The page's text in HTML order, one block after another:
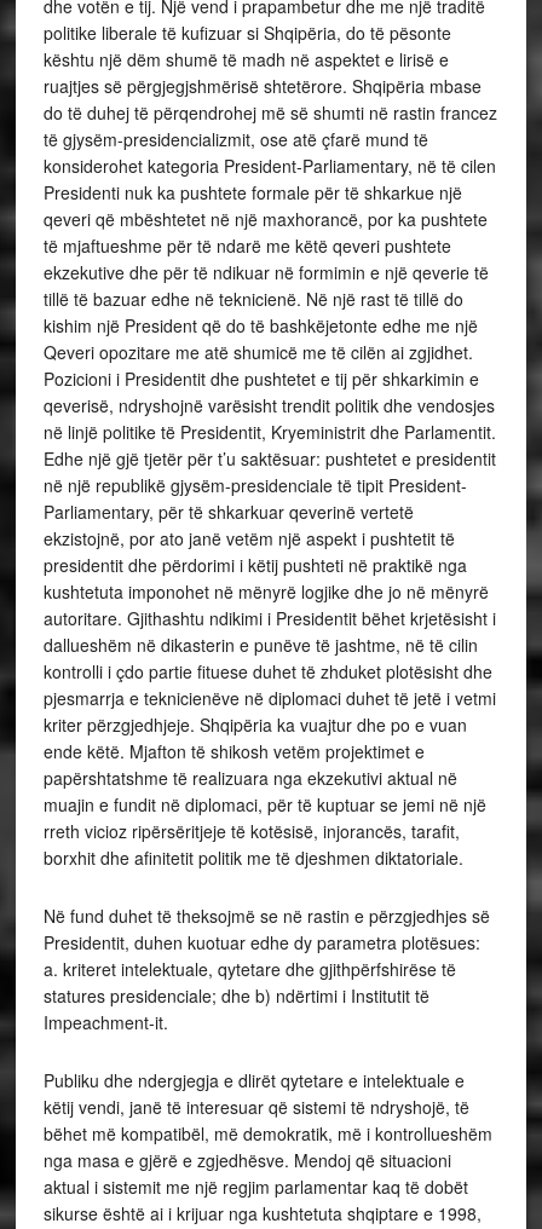
dhe votën e tij. Një vend i prapambetur dhe me një traditë
politike liberale të kufizuar si Shqipëria, do të pësonte
kështu një dëm shumë të madh në aspektet e lirisë e
ruajtjes së përgjegjshmërisë shtetërore. Shqipëria mbase
do të duhej të përqendrohej më së shumti në rastin francez
të gjysëm-presidencializmit, ose atë çfarë mund të
konsiderohet kategoria President-Parliamentary, në të cilen
Presidenti nuk ka pushtete formale për të shkarkue një
qeveri që mbështetet në një maxhorancë, por ka pushtete
të mjaftueshme për të ndarë me këtë qeveri pushtete
ekzekutive dhe për të ndikuar në formimin e një qeverie të
tillë të bazuar edhe në teknicienë. Në një rast të tillë do
kishim një President që do të bashkëjetonte edhe me një
Qeveri opozitare me atë shumicë me të cilën ai zgjidhet.
Pozicioni i Presidentit dhe pushtetet e tij për shkarkimin e
qeverisë, ndryshojnë varësisht trendit politik dhe vendosjes
në linjë politike të Presidentit, Kryeministrit dhe Parlamentit.
Edhe një gjë tjetër për t’u saktësuar: pushtetet e presidentit
në një republikë gjysëm-presidenciale të tipit President-
Parliamentary, për të shkarkuar qeverinë vertetë
ekzistojnë, por ato janë vetëm një aspekt i pushtetit të
presidentit dhe përdorimi i këtij pushteti në praktikë nga
kushtetuta imponohet në mënyrë logjike dhe jo në mënyrë
autoritare. Gjithashtu ndikimi i Presidentit bëhet krjetësisht i
dallueshëm në dikasterin e punëve të jashtme, në të cilin
kontrolli i çdo partie fituese duhet të zhduket plotësisht dhe
pjesmarrja e teknicienëve në diplomaci duhet të jetë i vetmi
kriter përzgjedhjeje. Shqipëria ka vuajtur dhe po e vuan
ende këtë. Mjafton të shikosh vetëm projektimet e
papërshtatshme të realizuara nga ekzekutivi aktual në
muajin e fundit në diplomaci, për të kuptuar se jemi në një
rreth vicioz ripërsëritjeje të kotësisë, injorancës, tarafit,
borxhit dhe afinitetit politik me të djeshmen diktatoriale.
Në fund duhet të theksojmë se në rastin e përzgjedhjes së
Presidentit, duhen kuotuar edhe dy parametra plotësues:
a. kriteret intelektuale, qytetare dhe gjithpërfshirëse të
statures presidenciale; dhe b) ndërtimi i Institutit të
Impeachment-it.
Publiku dhe ndergjegja e dlirët qytetare e intelektuale e
këtij vendi, janë të interesuar që sistemi të ndryshojë, të
bëhet më kompatibël, më demokratik, më i kontrollueshëm
nga masa e gjërë e zgjedhësve. Mendoj që situacioni
aktual i sistemit me një regjim parlamentar kaq të dobët
sikurse është ai i krijuar nga kushtetuta shqiptare e 1998,